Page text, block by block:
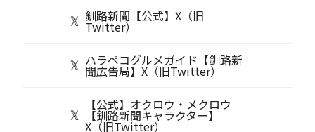
釧路新聞【公式】X（旧
Twitter）
ハラペコグルメガイド【釧路新
聞広告局】X（旧Twitter）
【公式】オクロウ・メクロウ
【釧路新聞キャラクター】
X（旧Twitter）